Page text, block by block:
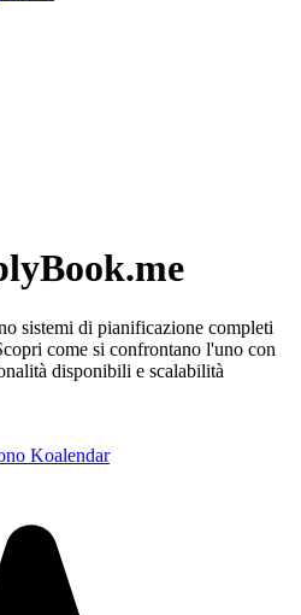
sistemi di pianificazione completi
come si confrontano l'uno con
disponibili e scalabilità
Koalendar